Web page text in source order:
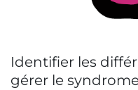
Identifier les
gérer le